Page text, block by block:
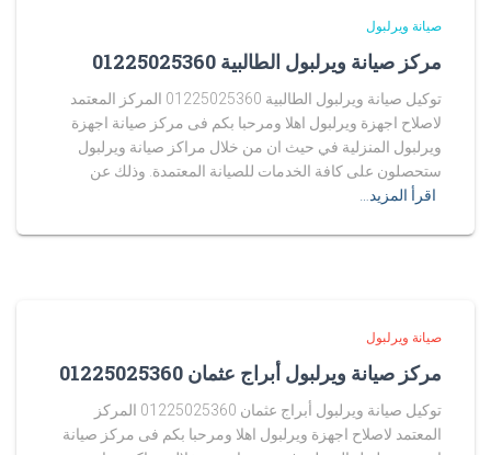
صيانة ويرلبول
مركز صيانة ويرلبول الطالبية 01225025360
توكيل صيانة ويرلبول الطالبية 01225025360 المركز المعتمد
لاصلاح اجهزة ويرلبول اهلا ومرحبا بكم فى مركز صيانة اجهزة
ويرلبول المنزلية في حيث ان من خلال مراكز صيانة ويرلبول
ستحصلون على كافة الخدمات للصيانة المعتمدة. وذلك عن
اقرأ المزيد…
صيانة ويرلبول
مركز صيانة ويرلبول أبراج عثمان 01225025360
توكيل صيانة ويرلبول أبراج عثمان 01225025360 المركز
المعتمد لاصلاح اجهزة ويرلبول اهلا ومرحبا بكم فى مركز صيانة